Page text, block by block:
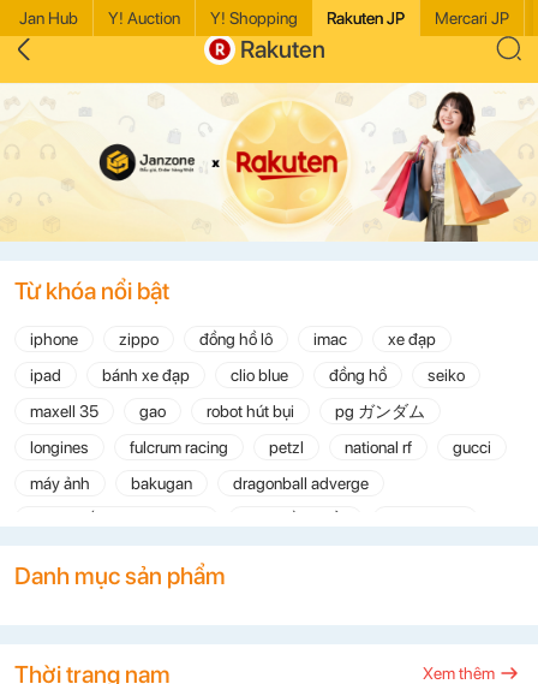
Jan Hub Y! Auction Y! Shopping Rakuten JP Mercari JP
Rakuten
Từ khóa nổi bật
iphone zippo đồng hồ lô imac
xe đạp
ipad
bánh xe đạp clio blue đồng hồ
seiko
maxell 35
gao robot hút bụi
pg ガンダム
longines
fulcrum racing petzl national rf
gucci
máy ảnh
bakugan
dragonball adverge
salomon skin
trang sức
adidas
かすう工房
Danh mục sản phẩm
Thời trang nam Xem thêm